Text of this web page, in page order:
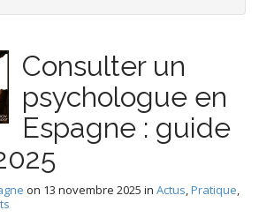
Consulter un
psychologue en
Espagne : guide
on 13 novembre 2025 in Actus,Pratique,